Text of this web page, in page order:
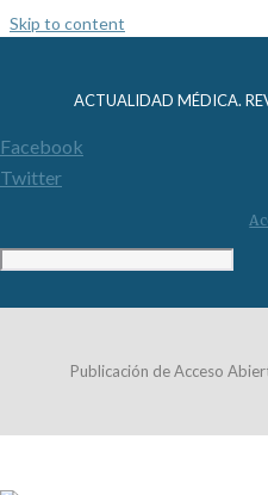
Skip to content
ACTUALIDAD MÉDICA.
Facebook
Twitter
Publicación de Acceso